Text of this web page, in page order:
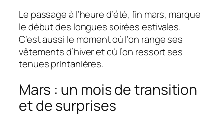
Le passage à l’heure d’été, fin mars, marque
le début des longues soirées estivales.
C’est aussi le moment où l’on range ses
vêtements d’hiver et où l’on ressort ses
tenues printanières.
Mars : un mois de transition
et de surprises